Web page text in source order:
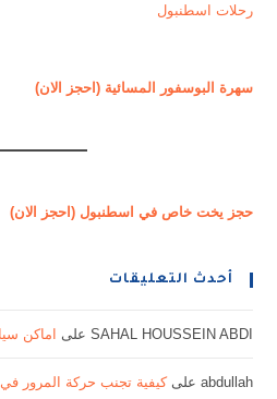
رحلات اسطنبول
سهرة البوسفور المسائية (احجز الان)
حجز يخت خاص في اسطنبول (احجز الان)
أحدث التعليقات
SAHAL HOUSSEIN ABDIعلى اماكن
abdullahعلى كيفية تجنب حركة المرور